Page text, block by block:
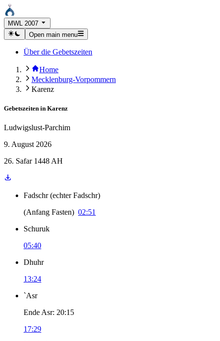
MWL 2007
Open main menu
Über die Gebetszeiten
Home
Mecklenburg-Vorpommern
Karenz
Gebetszeiten in Karenz
Ludwigslust-Parchim
9. August 2026
26. Safar 1448 AH
Fadschr (echter Fadschr)
(Anfang Fasten) 02:51
Schuruk
05:40
Dhuhr
13:24
`Asr
Ende Asr: 20:15
17:29